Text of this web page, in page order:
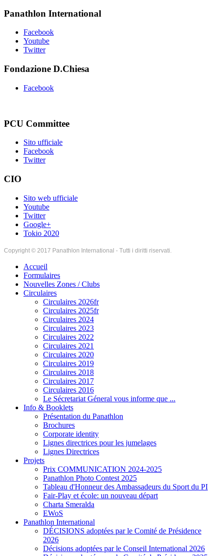
Panathlon International
Facebook
Youtube
Twitter
Fondazione D.Chiesa
Facebook
PCU Committee
Sito ufficiale
Facebook
Twitter
CIO
Sito web ufficiale
Youtube
Twitter
Google+
Tokio 2020
Copyright © 2017 Panathlon International - Tutti i diritti riservati.
Accueil
Formulaires
Nouvelles Zones / Clubs
Circulaires
Circulaires 2026fr
Circulaires 2025fr
Circulaires 2024
Circulaires 2023
Circulaires 2022
Circulaires 2021
Circulaires 2020
Circulaires 2019
Circulaires 2018
Circulaires 2017
Circulaires 2016
Le Sécretariat Géneral vous informe que ...
Info & Booklets
Présentation du Panathlon
Brochures
Corporate identity
Lignes directrices pour les jumelages
Lignes Directrices
Projets
Prix COMMUNICATION 2024-2025
Panathlon Photo Contest 2025
Tableau d'Honneur des Ambassadeurs du Sport du PI
Fair-Play et école: un nouveau départ
Charta Smeralda
EWoS
Panathlon International
DÉCISIONS adoptées par le Comité de Présidence
2026
Décisions adoptées par le Conseil International 2026